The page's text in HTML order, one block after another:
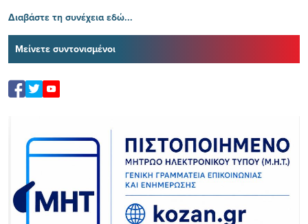
Διαβάστε τη συνέχεια εδώ...
Μείνετε συντονισμένοι